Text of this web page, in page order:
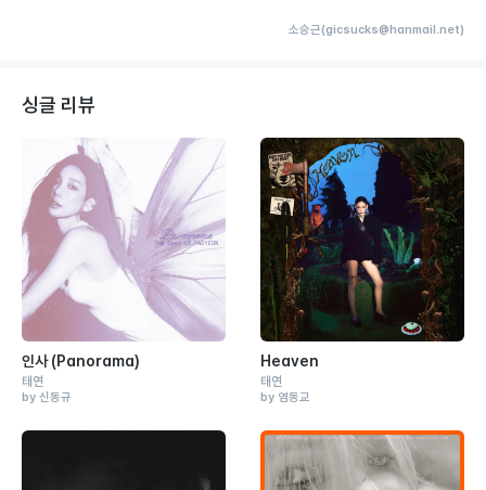
소승근(gicsucks@hanmail.net)
싱글 리뷰
인사 (Panorama)
태연
by 신동규
Heaven
태연
by 염동교